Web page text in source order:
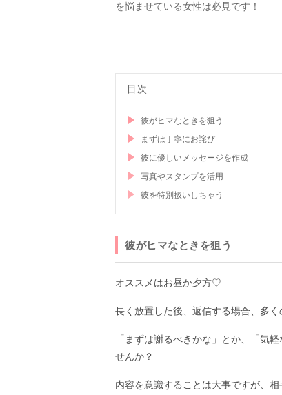
を悩ませている女性は必見です！
目次
彼がヒマなときを狙う
まずは丁寧にお詫び
彼に優しいメッセージを作成
写真やスタンプを活用
彼を特別扱いしちゃう
彼がヒマなときを狙う
オススメはお昼か夕方♡
長く放置した後、返信する場合、多
「まずは謝るべきかな」とか、「気
せんか？
内容を意識することは大事ですが、